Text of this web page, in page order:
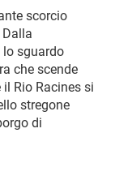
scorcio
sguardo
che scende
Rio Racines si
stregone
di